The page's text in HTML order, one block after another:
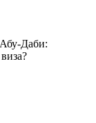
Даби: